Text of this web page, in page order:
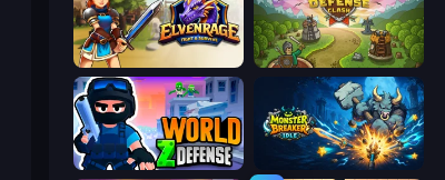
Elvenrage Tower Defense Clash
World Z Defense - Zombie Defense Monster Breaker Idle